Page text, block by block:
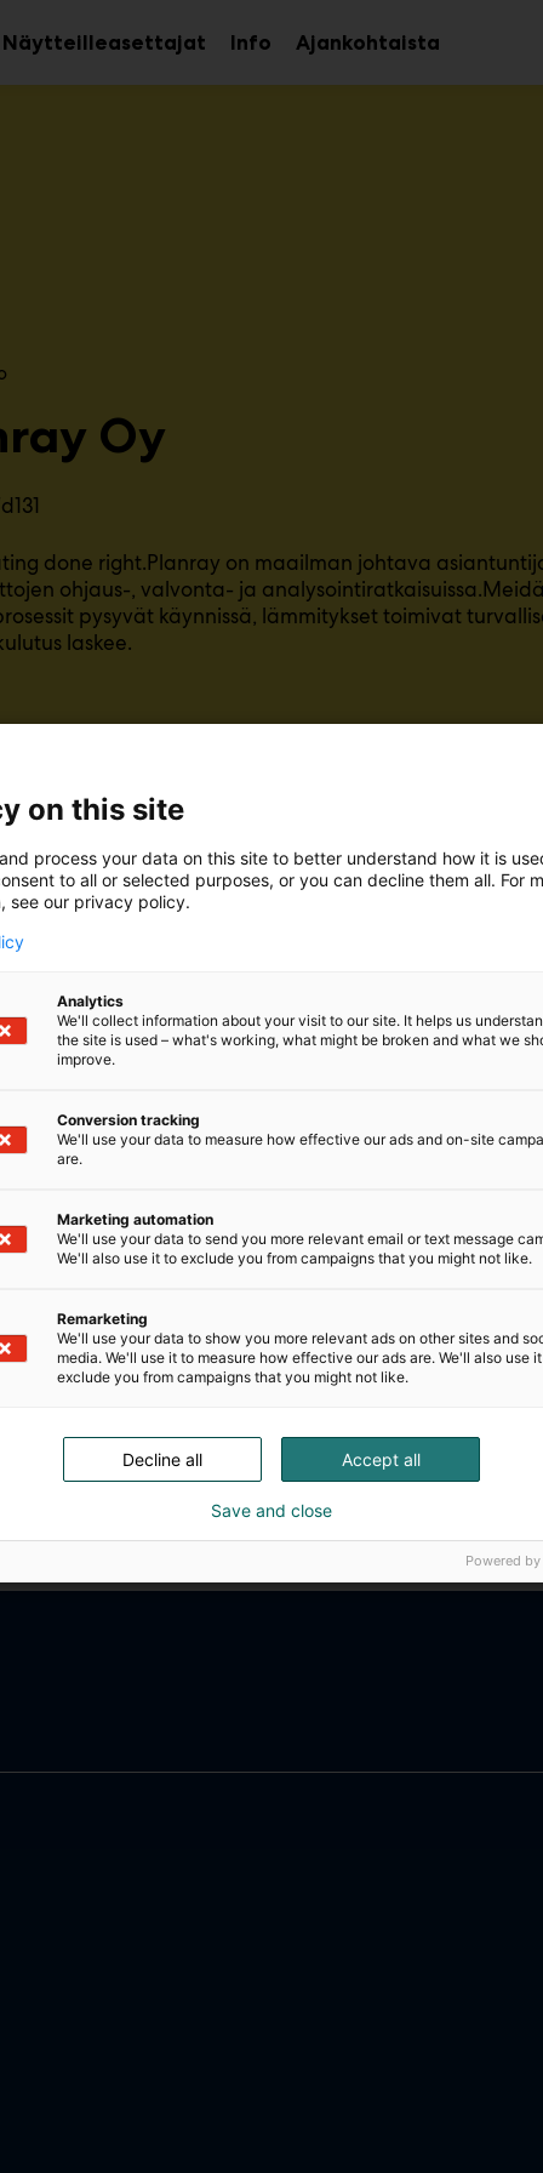
Näytteilleasettajat InfoAvaa
alavalikko
Ajankohtaista
Oy
done right.Planray on maailman johtava
ohjaus-, valvonta- ja
pysyvät käynnissä, lämmitykset toimivat
laskee.
ON maailman johtava asiantuntija
, valvonta- ja analysointiratkaisuissa.
laitokset ovat turvallisia, ja
ratkaisut perustuvat ymmärrykseen
että kunnossapidon arjen tarpeista
sähkösaattojen suunnittelun,
Planrayn ratkaisuihin luottavat
on this site
process your data on this site to better understand how it is
to all or selected purposes, or you can decline them all. For
see our privacy policy.
Analytics
We'll collect information about your visit to our site. It helps us
the site is used – what's working, what might be broken and what we
improve.
Conversion tracking
We'll use your data to measure how effective our ads and on-site
are.
Marketing automation
We'll use your data to send you more relevant email or text message
We'll also use it to exclude you from campaigns that you might not like.
Remarketing
We'll use your data to show you more relevant ads on other sites and
media. We'll use it to measure how effective our ads are. We'll also use
exclude you from campaigns that you might not like.
Accept all
Decline all
Save and close
Powered by